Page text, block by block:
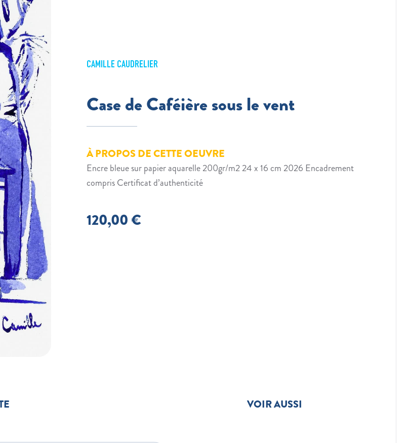
CAMILLE CAUDRELIER
Case de Caféière sous le vent
À PROPOS DE CETTE OEUVRE
Encre bleue sur papier aquarelle 200gr/m2 24 x 16 cm 2026 Encadrement
compris Certificat d’authenticité
120,00€
VOIR AUSSI